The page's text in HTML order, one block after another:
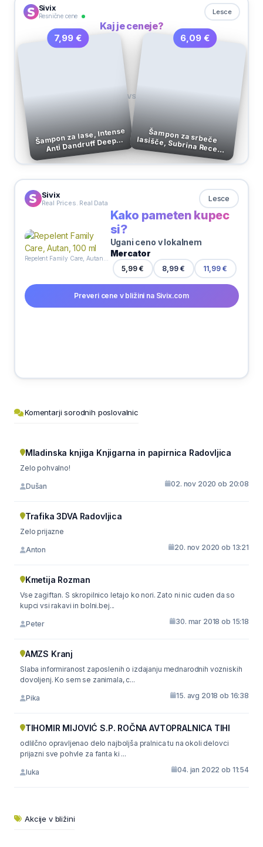
Sivix
Resnične cene
Lesce
Kaj je ceneje?
7,99 €
Šampon za lase, Intense
Anti Dandruff Deep
Caring, Syoss, 750 ml
VS
6,09 €
Šampon za srbeče lasišče, Subrina Recept,
400 ml
Sivix
Real Prices. Real Data Lesce
Kako pameten kupec
si?
Ugani ceno v lokalnem
Mercator
5,99 € 8,99 € 11,99 €
Preveri cene v bližini na Sivix.com
Komentarji sorodnih poslovalnic
Mladinska knjiga Knjigarna in papirnica Radovljica
Zelo pohvalno!
Dušan 02. nov 2020 ob 20:08
Trafika 3DVA Radovljica
Zelo prijazne
Anton 20. nov 2020 ob 13:21
Kmetija Rozman
Vse zagiftan. S skropilnico letajo ko nori. Zato ni nic cuden da so
kupci vsi rakavi in bolni.bej...
Peter 30. mar 2018 ob 15:18
AMZS Kranj
Slaba informiranost zaposlenih o izdajanju mednarodnih vozniskih
dovoljenj. Ko sem se zanimala, c...
Pika 15. avg 2018 ob 16:38
TIHOMIR MIJOVIĆ S.P. ROČNA AVTOPRALNICA TIHI
odlilčno opravljenao delo najboljša pralnica tu na okoli delovci
prijazni sve pohvle za fanta ki ...
luka 04. jan 2022 ob 11:54
Akcije v bližini